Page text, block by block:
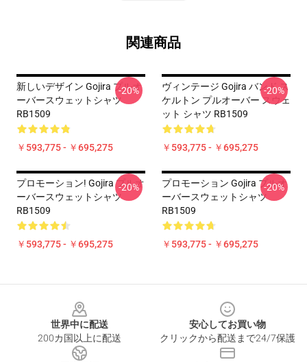
関連商品
新しいデザイン Gojira プルオ
ーバースウェットシャツ
RB1509
￥593,775 - ￥695,275
-20%
ヴィンテージ Gojira バンド ス
ケルトン プルオーバー スウェ
ット シャツ RB1509
￥593,775 - ￥695,275
-20%
プロモーション! Gojira プルオ
ーバースウェットシャツ
RB1509
￥593,775 - ￥695,275
-20%
プロモーション Gojira プルオ
ーバースウェットシャツ
RB1509
￥593,775 - ￥695,275
-20%
世界中に配送
200カ国以上に配送
安心してお買い物
クリックから配送まで24/7保護